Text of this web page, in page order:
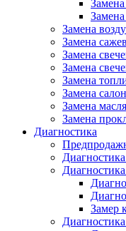
Замена
Замена
Замена
Замена
Замена
Замена
Замена
Замена
Диагностика
Замер